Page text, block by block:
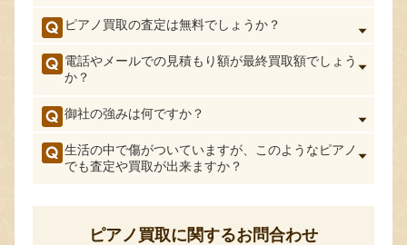
ピアノ買取の査定は無料でしょうか？
電話やメールでの見積もり額が最終買取額でしょう
か？
御社の強みは何ですか？
生活の中で傷がついていますが、このようなピアノ
でも査定や買取が出来ますか？
ピアノ買取に関するお問合わせ